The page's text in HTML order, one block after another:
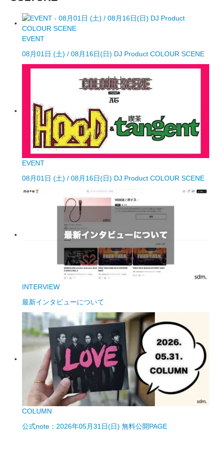
EVENT
08月01日 (土) / 08月16日(日) DJ Product COLOUR SCENE
EVENT
08月01日 (土) / 08月16日(日) DJ Product COLOUR SCENE
INTERVIEW
最新インタビューについて
COLUMN
公式note：2026年05月31日(日) 無料公開PAGE